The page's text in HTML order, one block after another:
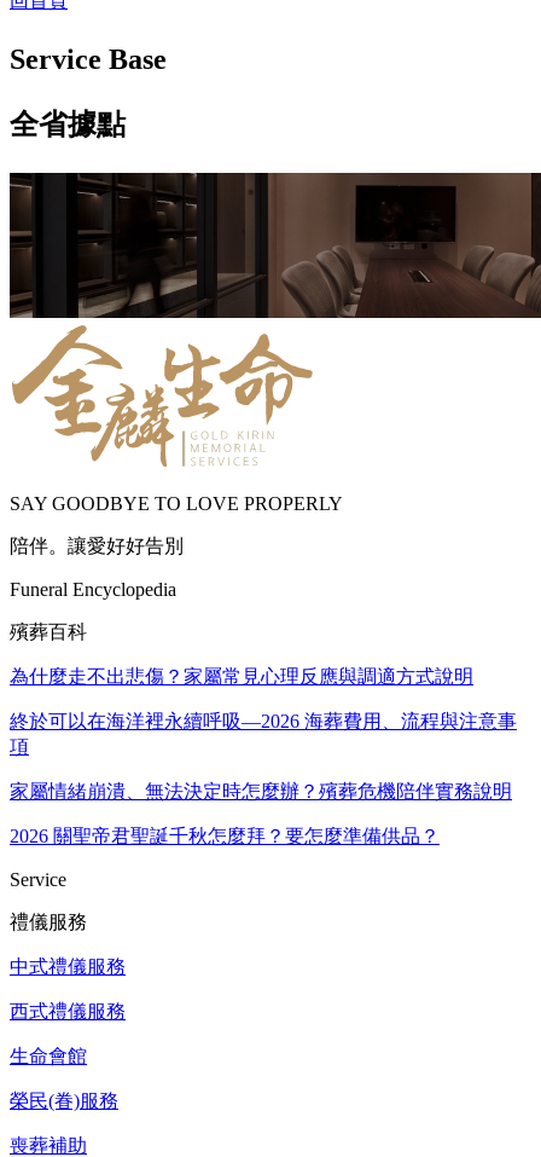
Service Base
全省據點
SAY GOODBYE TO LOVE PROPERLY
陪伴。讓愛好好告別
Funeral Encyclopedia
殯葬百科
為什麼走不出悲傷？家屬常見心理反應與調適方式說明
終於可以在海洋裡永續呼吸—2026 海葬費用、流程與注意事
項
家屬情緒崩潰、無法決定時怎麼辦？殯葬危機陪伴實務說明
2026 關聖帝君聖誕千秋怎麼拜？要怎麼準備供品？
Service
禮儀服務
中式禮儀服務
西式禮儀服務
生命會館
榮民(眷)服務
喪葬補助